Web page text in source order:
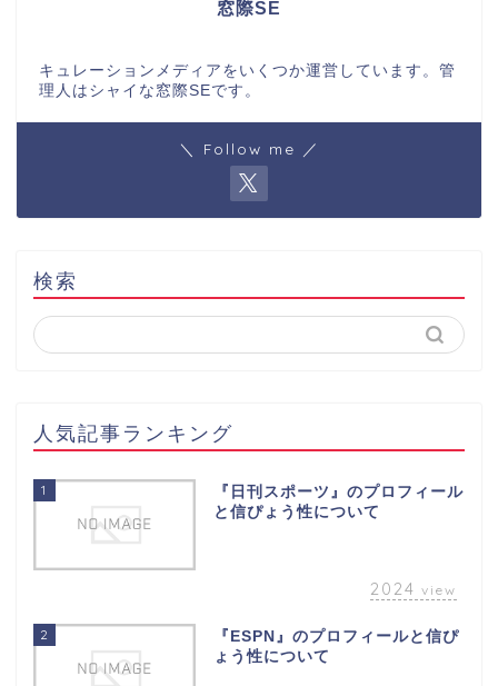
窓際SE
キュレーションメディアをいくつか運営しています。管
理人はシャイな窓際SEです。
＼ Follow me ／
検索
人気記事ランキング
1
『日刊スポーツ』のプロフィール
と信ぴょう性について
2024 view
2
『ESPN』のプロフィールと信ぴ
ょう性について